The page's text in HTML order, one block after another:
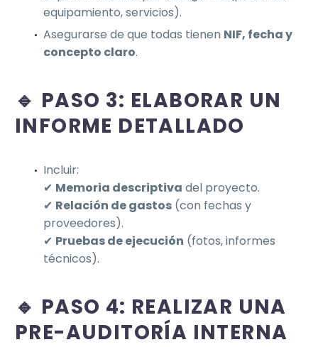
equipamiento, servicios).
Asegurarse de que todas tienen NIF, fecha y
concepto claro.
🔹 PASO 3: ELABORAR UN
INFORME DETALLADO
Incluir:
✔ Memoria descriptiva del proyecto.
✔ Relación de gastos (con fechas y
proveedores).
✔ Pruebas de ejecución (fotos, informes
técnicos).
🔹 PASO 4: REALIZAR UNA
PRE-AUDITORÍA INTERNA